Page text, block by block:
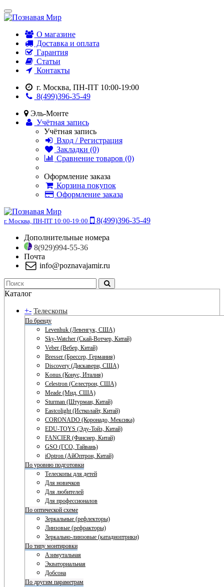
О магазине
Доставка и оплата
Гарантия
Статьи
Контакты
г. Москва, ПН-ПТ 10:00-19:00
8(499)396-35-49
Эль-Монте
Учётная запись
Учётная запись
Вход / Регистрация
Закладки (0)
Сравнение товаров (0)
Оформление заказа
Корзина покупок
Оформление заказа
г. Москва, ПН-ПТ 10:00-19:00
8(499)396-35-49
Дополнительные номера
8(929)994-55-36
Почта
info@poznavajamir.ru
Каталог
+- Телескопы
По бренду
Levenhuk (Левенгук, США)
Sky-Watcher (Скай-Вотчер, Китай)
Veber (Вебер, Китай)
Bresser (Брессер, Германия)
Discovery (Дискавери, США)
Konus (Конус, Италия)
Celestron (Селестрон, США)
Meade (Мид, США)
Sturman (Штурман, Китай)
Eastcolight (Истколайт, Китай)
CORONADO (Коронадо, Мексика)
EDU-TOYS (Эду-Тойз, Китай)
FANCIER (Фансиер, Китай)
GSO (ГСО, Тайвань)
iOptron (АйОптрон, Китай)
По уровню подготовки
Телескопы для детей
Для новичков
Для любителей
Для профессионалов
По оптической схеме
Зеркальные (рефлекторы)
Линзовые (рефракторы)
Зеркально-линзовые (катадиоптрики)
По типу монтировки
Азимутальная
Экваториальная
Добсона
По другим параметрам